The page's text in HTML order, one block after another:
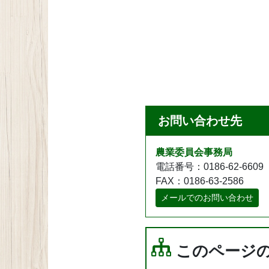
お問い合わせ先
農業委員会事務局
電話番号：0186-62-6609
FAX：0186-63-2586
メールでのお問い合わせ
このページ